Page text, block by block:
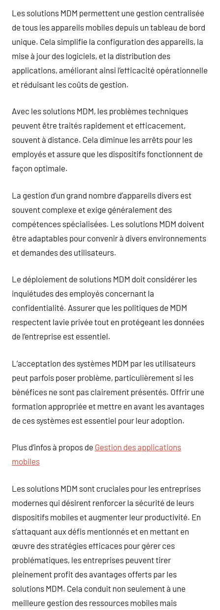
Les solutions MDM permettent une gestion centralisée
de tous les appareils mobiles depuis un tableau de bord
unique. Cela simplifie la configuration des appareils, la
mise à jour des logiciels, et la distribution des
applications, améliorant ainsi l’efficacité opérationnelle
et réduisant les coûts de gestion.
Avec les solutions MDM, les problèmes techniques
peuvent être traités rapidement et efficacement,
souvent à distance. Cela diminue les arrêts pour les
employés et assure que les dispositifs fonctionnent de
façon optimale.
La gestion d’un grand nombre d’appareils divers est
souvent complexe et exige généralement des
compétences spécialisées. Les solutions MDM doivent
être adaptables pour convenir à divers environnements
et demandes des utilisateurs.
Le déploiement de solutions MDM doit considérer les
inquiétudes des employés concernant la
confidentialité. Assurer que les politiques de MDM
respectent lavie privée tout en protégeant les données
de l’entreprise est essentiel.
L’acceptation des systèmes MDM par les utilisateurs
peut parfois poser problème, particulièrement si les
bénéfices ne sont pas clairement présentés. Offrir une
formation appropriée et mettre en avant les avantages
de ces systèmes est essentiel pour leur adoption.
Plus d’infos à propos de Gestion des applications
mobiles
Les solutions MDM sont cruciales pour les entreprises
modernes qui désirent renforcer la sécurité de leurs
dispositifs mobiles et augmenter leur productivité. En
s’attaquant aux défis mentionnés et en mettant en
œuvre des stratégies efficaces pour gérer ces
problématiques, les entreprises peuvent tirer
pleinement profit des avantages offerts par les
solutions MDM. Cela conduit non seulement à une
meilleure gestion des ressources mobiles mais